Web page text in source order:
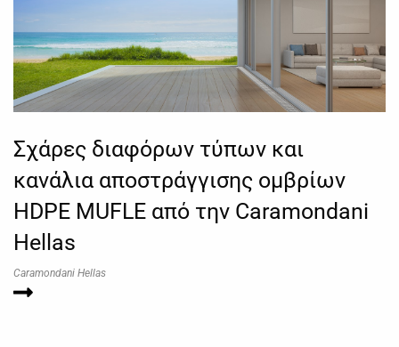
Σχάρες διαφόρων τύπων και
κανάλια αποστράγγισης ομβρίων
HDPE MUFLE από την Caramondani
Hellas
Caramondani Hellas